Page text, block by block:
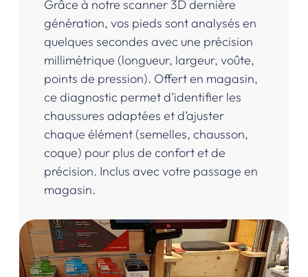
Grâce à notre scanner 3D dernière
génération, vos pieds sont analysés en
quelques secondes avec une précision
millimétrique (longueur, largeur, voûte,
points de pression). Offert en magasin,
ce diagnostic permet d’identifier les
chaussures adaptées et d’ajuster
chaque élément (semelles, chausson,
coque) pour plus de confort et de
précision. Inclus avec votre passage en
magasin.